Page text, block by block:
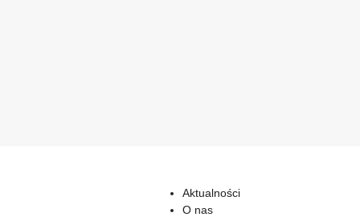
Aktualności
O nas